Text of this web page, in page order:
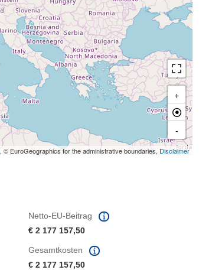
+
-
, © EuroGeographics for the administrative boundaries, Disclaimer
Netto-EU-Beitrag
€ 2 177 157,50
Gesamtkosten
€ 2 177 157,50